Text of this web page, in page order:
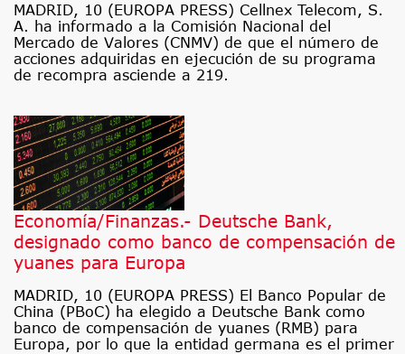
MADRID, 10 (EUROPA PRESS) Cellnex Telecom, S.
A. ha informado a la Comisión Nacional del
Mercado de Valores (CNMV) de que el número de
acciones adquiridas en ejecución de su programa
de recompra asciende a 219.
Economía/Finanzas.- Deutsche Bank,
designado como banco de compensación de
yuanes para Europa
MADRID, 10 (EUROPA PRESS) El Banco Popular de
China (PBoC) ha elegido a Deutsche Bank como
banco de compensación de yuanes (RMB) para
Europa, por lo que la entidad germana es el primer